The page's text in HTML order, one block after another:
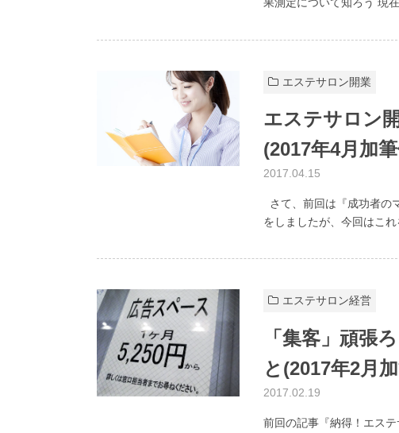
果測定について知ろう 現
エステサロン開業
エステサロン
(2017年4月加
2017.04.15
さて、前回は『成功者の
をしましたが、今回はこれ
エステサロン経営
「集客」頑張
と(2017年2月
2017.02.19
前回の記事『納得！エス